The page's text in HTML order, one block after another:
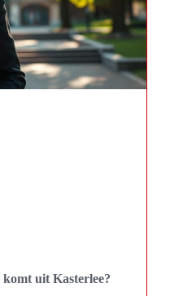
uit Kasterlee?